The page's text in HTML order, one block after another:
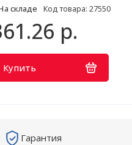
складе Код товара: 27550
р.
Купить
Гарантия